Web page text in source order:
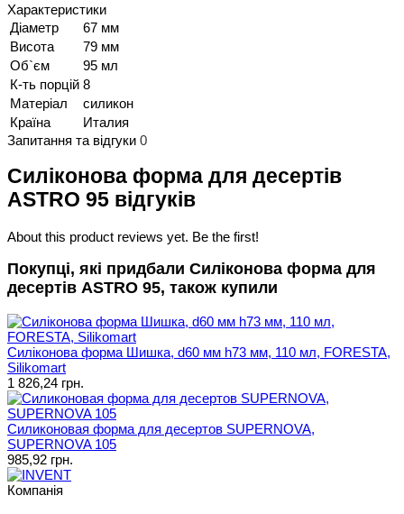
Характеристики
Діаметр
67 мм
Висота
79 мм
Об`єм
95 мл
К-ть порцій 8
Матеріал
силикон
Країна
Италия
Запитання та відгуки 0
Силіконова форма для десертів
ASTRO 95 відгуків
About this product reviews yet. Be the first!
Покупці, які придбали Силіконова форма для
десертів ASTRO 95, також купили
Силіконова форма Шишка, d60 мм h73 мм, 110 мл, FORESTA,
Silikomart
1 826,24 грн.
Силиконовая форма для десертов SUPERNOVA,
SUPERNOVA 105
985,92 грн.
Компанія